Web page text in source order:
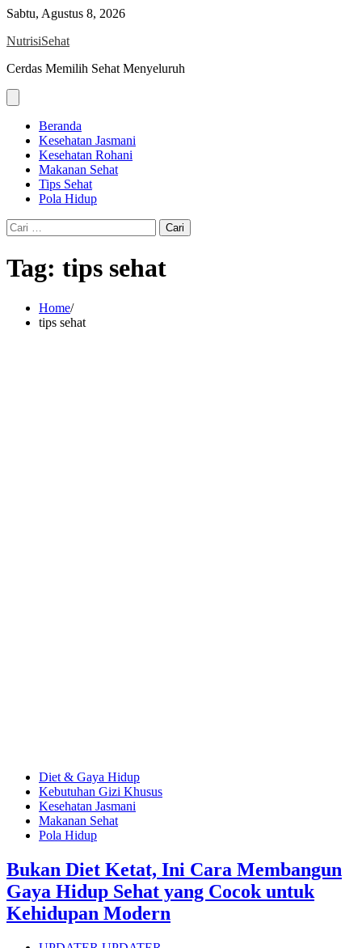
Skip
content
Sabtu, Agustus 8, 2026
NutrisiSehat
Cerdas Memilih Sehat Menyeluruh
Beranda
Kesehatan Jasmani
Kesehatan Rohani
Makanan Sehat
Tips Sehat
Pola Hidup
Cari
untuk:
Tag: tips sehat
Home
tips sehat
Diet & Gaya Hidup
Kebutuhan Gizi Khusus
Kesehatan Jasmani
Makanan Sehat
Pola Hidup
Bukan Diet Ketat, Ini Cara Membangun
Gaya Hidup Sehat yang Cocok untuk
Kehidupan Modern